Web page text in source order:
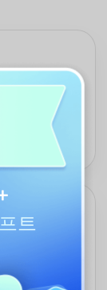
, 선호 언어, 스
을 자유롭게 입
하면 AI가 분위
, 비즈니스용이
름 짓기 패턴,
디를 빠르게 만
트